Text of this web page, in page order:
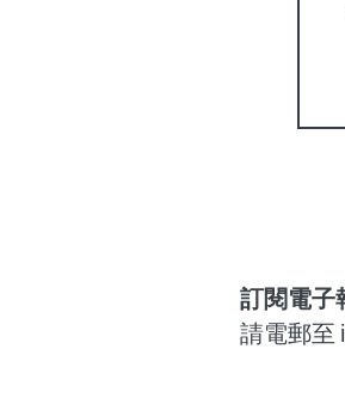
訂閱電子
請電郵至